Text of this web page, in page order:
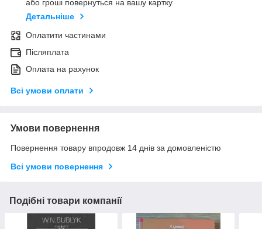
або гроші повернуться на вашу картку
Детальніше
Оплатити частинами
Післяплата
Оплата на рахунок
Всі умови оплати
Умови повернення
Повернення товару впродовж 14 днів за домовленістю
Всі умови повернення
Подібні товари компанії